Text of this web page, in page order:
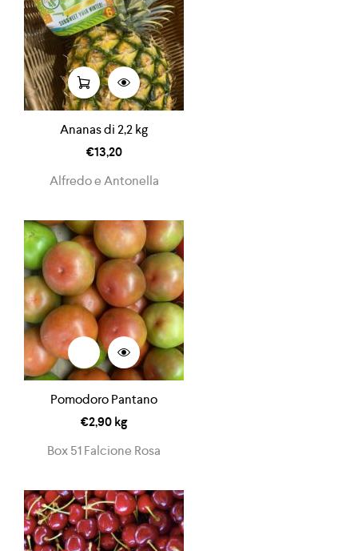
Ananas di 2,2 kg
€13,20
Alfredo e Antonella
Pomodoro Pantano
€2,90kg
Box 51 Falcione Rosa